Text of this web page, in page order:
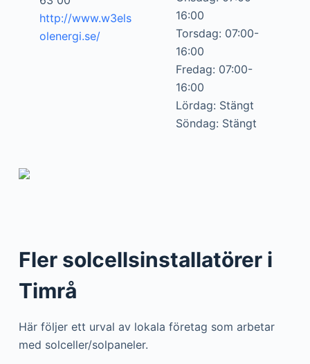
http://www.w3els
olenergi.se/
16:00
Torsdag: 07:00-
16:00
Fredag: 07:00-
16:00
Lördag: Stängt
Söndag: Stängt
Fler solcellsinstallatörer i
Timrå
Här följer ett urval av lokala företag som arbetar
med solceller/solpaneler.